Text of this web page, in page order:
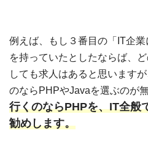
例えば、もし３番目の「IT企
を持っていたとしたならば、
しても求人はあると思います
のならPHPやJavaを選ぶのが
行くのならPHPを、IT全般
勧めします。